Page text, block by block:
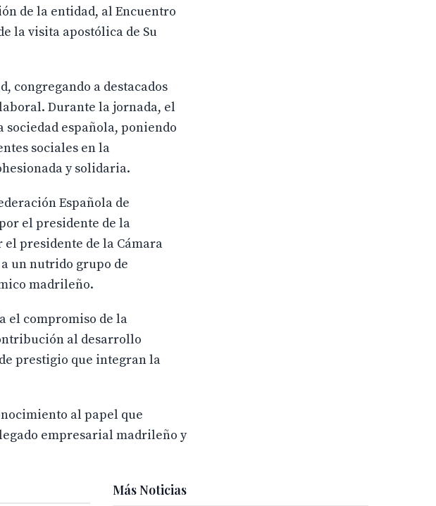
de la entidad, al Encuentro
la visita apostólica de Su
congregando a destacados
Durante la jornada, el
española, poniendo
sociales en la
y solidaria.
Española de
el presidente de la
el presidente de la Cámara
un nutrido grupo de
madrileño.
el compromiso de la
al desarrollo
prestigio que integran la
al papel que
empresarial madrileño y
Más Noticias